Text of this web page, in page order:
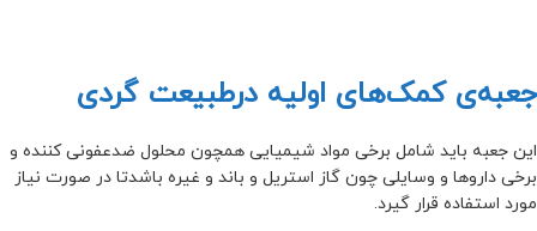
جعبه‌ی کمک‌های اولیه درطبیعت گردی
این جعبه باید شامل برخی مواد شیمیایی همچون محلول ضدعفونی کننده و
برخی داروها و وسایلی چون گاز استریل و باند و غیره باشدتا در صورت نیاز
مورد استفاده قرار گیرد.